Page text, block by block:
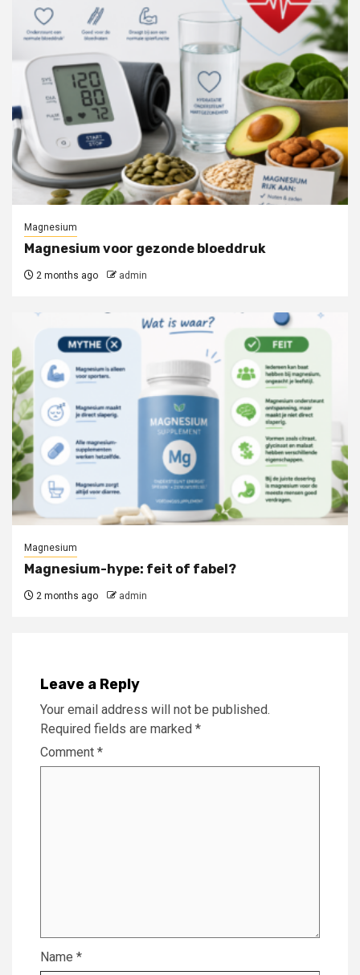
Magnesium
Magnesium voor gezonde bloeddruk
2 months ago admin
Magnesium
Magnesium-hype: feit of fabel?
2 months ago admin
Leave a Reply
Your email address will not be published.
Required fields are marked *
Comment *
Name *